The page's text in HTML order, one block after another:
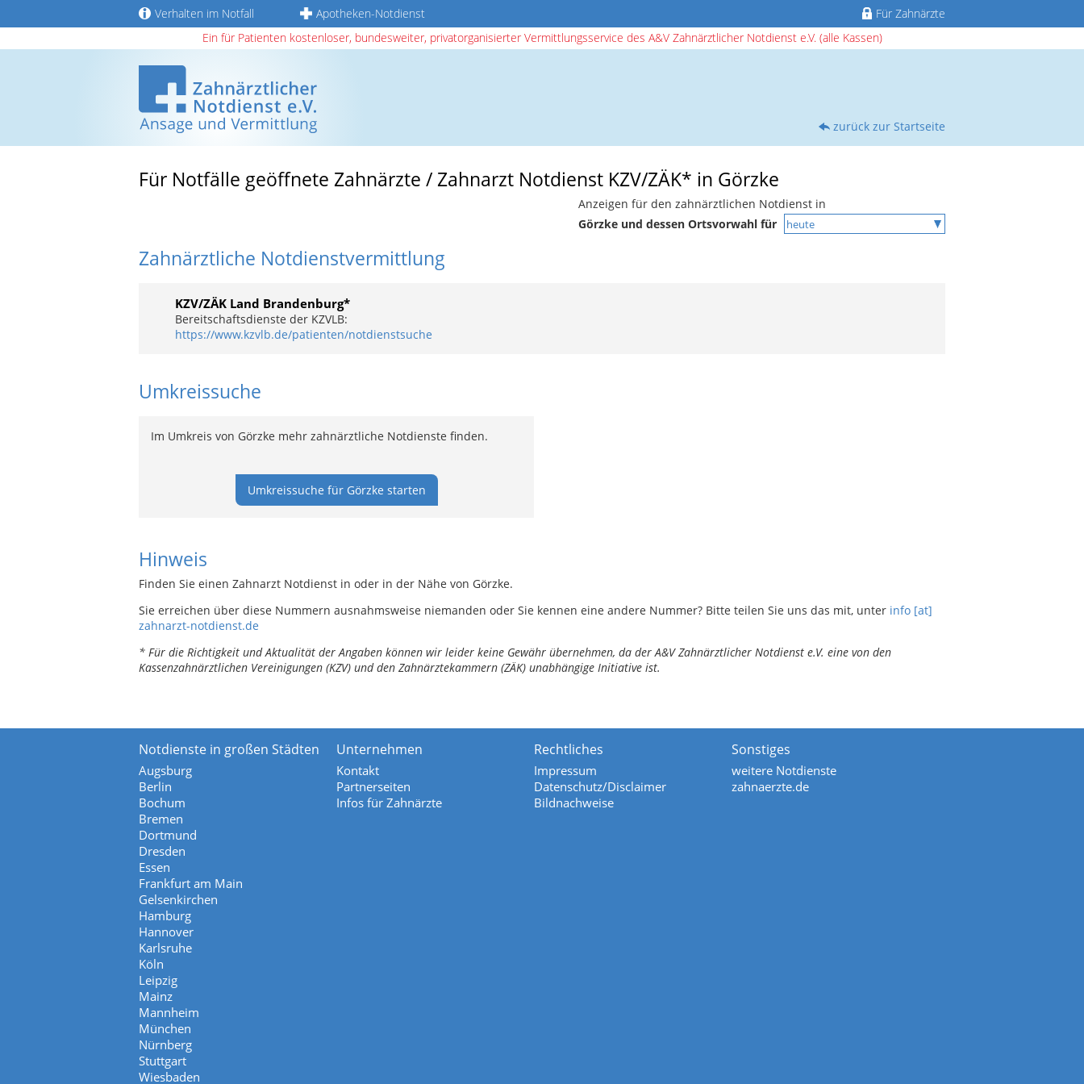
Verhalten im Notfall Apotheken-Notdienst
Für Zahnärzte
Ein für Patienten kostenloser, bundesweiter, privatorganisierter Vermittlungsservice des A&V Zahnärztlicher Notdienst e.V. (alle Kassen)
zurück zur Startseite
Für Notfälle geöffnete Zahnärzte / Zahnarzt Notdienst KZV/ZÄK* in Görzke
Anzeigen für den zahnärztlichen Notdienst in
Görzke und dessen Ortsvorwahl für
Zahnärztliche Notdienstvermittlung
KZV/ZÄK Land Brandenburg*
Bereitschaftsdienste der KZVLB:
https://www.kzvlb.de/patienten/notdienstsuche
Umkreissuche
Im Umkreis von Görzke mehr zahnärztliche Notdienste finden.
Umkreissuche für Görzke starten
Hinweis
Finden Sie einen Zahnarzt Notdienst in oder in der Nähe von Görzke.
Sie erreichen über diese Nummern ausnahmsweise niemanden oder Sie kennen eine andere Nummer? Bitte teilen Sie uns das mit, unter info [at]
zahnarzt-notdienst.de
* Für die Richtigkeit und Aktualität der Angaben können wir leider keine Gewähr übernehmen, da der A&V Zahnärztlicher Notdienst e.V. eine von den
Kassenzahnärztlichen Vereinigungen (KZV) und den Zahnärztekammern (ZÄK) unabhängige Initiative ist.
Notdienste in großen Städten
Augsburg
Berlin
Bochum
Bremen
Dortmund
Dresden
Essen
Frankfurt am Main
Gelsenkirchen
Hamburg
Hannover
Karlsruhe
Köln
Leipzig
Mainz
Mannheim
München
Nürnberg
Stuttgart
Wiesbaden
Unternehmen
Kontakt
Partnerseiten
Infos für Zahnärzte
Rechtliches
Impressum
Datenschutz/Disclaimer
Bildnachweise
Sonstiges
weitere Notdienste
zahnaerzte.de